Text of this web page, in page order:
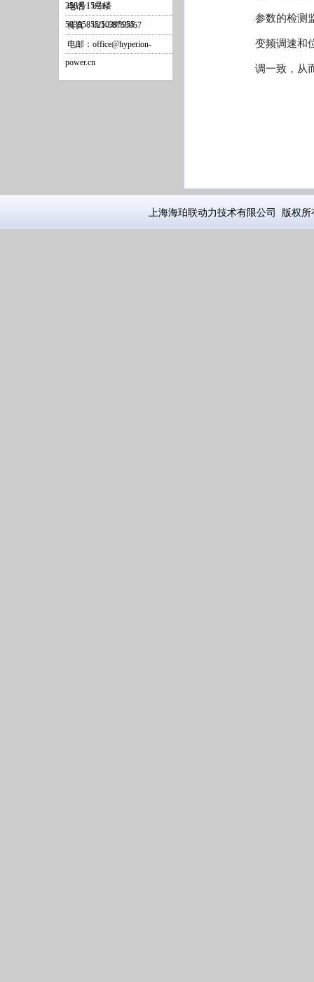
258号15号楼
电话：021-
50395855/50395955
传真：021-58755957
电邮：office@hyperion-
power.cn
参数的检测
变频调速和
调一致，从
上海海珀联动力技术有限公司 版权